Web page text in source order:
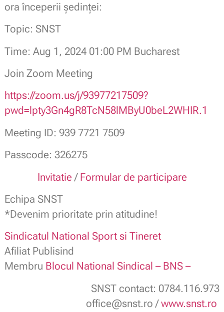
ora începerii ședinței:
Topic: SNST
Time: Aug 1, 2024 01:00 PM Bucharest
Join Zoom Meeting
https://zoom.us/j/93977217509?
pwd=lpty3Gn4gR8TcN58lMByU0beL2WHIR.1
Meeting ID: 939 7721 7509
Passcode: 326275
Invitatie / Formular de participare
Echipa SNST
*Devenim prioritate prin atitudine!
Sindicatul National Sport si Tineret
Afiliat Publisind
Membru Blocul National Sindical – BNS –
SNST contact: 0784.116.973
office@snst.ro /www.snst.ro